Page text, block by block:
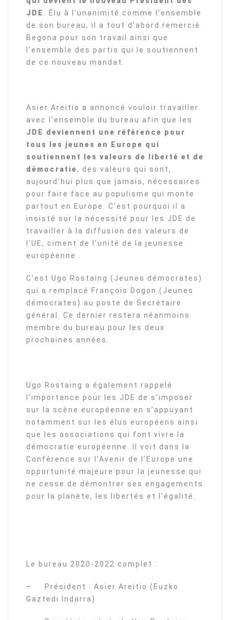
JDE
. Élu à l’unanimité comme l’ensemble
de son bureau, il a tout d’abord remercié
Begona pour son travail ainsi que
l’ensemble des partis qui le soutiennent
de ce nouveau mandat.
Asier Areitio a annoncé vouloir travailler
avec l’ensemble du bureau afin que les
JDE deviennent une référence pour
tous les jeunes en Europe qui
soutiennent les valeurs de liberté et de
démocratie, des valeurs qui sont,
aujourd’hui plus que jamais, nécessaires
pour faire face au populisme qui monte
partout en Europe. C’est pourquoi il a
insisté sur la nécessité pour les JDE de
travailler à la diffusion des valeurs de
l’UE, ciment de l’unité de la jeunesse
européenne .
C’est Ugo Rostaing (Jeunes démocrates)
qui a remplacé François Dogon (Jeunes
démocrates) au poste de Secrétaire
général. Ce dernier restera néanmoins
membre du bureau pour les deux
prochaines années.
Ugo Rostaing a également rappelé
l’importance pour les JDE de s’imposer
sur la scène européenne en s’appuyant
notamment sur les élus européens ainsi
que les associations qui font vivre la
démocratie européenne. Il voit dans la
Conférence sur l’Avenir de l’Europe une
opportunité majeure pour la jeunesse qui
ne cesse de démontrer ses engagements
pour la planète, les libertés et l’égalité.
Le bureau 2020-2022 complet :
– Président : Asier Areitio (Euzko
Gaztedi Indarra)